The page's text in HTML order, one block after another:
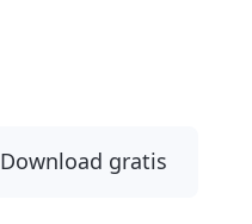
Download gratis